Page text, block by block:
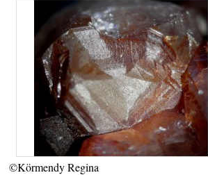
©Körmendy Regina